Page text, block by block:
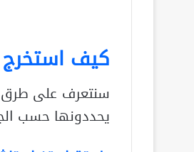
كيف استخرج
سنتعرف على طرق
يحددونها حسب